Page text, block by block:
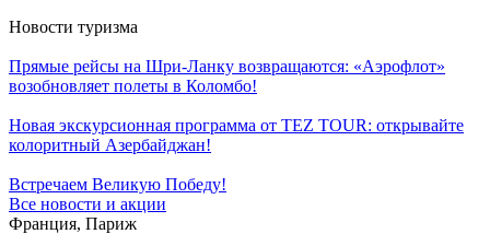
Новости туризма
Прямые рейсы на Шри-Ланку возвращаются: «Аэрофлот»
возобновляет полеты в Коломбо!
Новая экскурсионная программа от TEZ TOUR: открывайте
колоритный Азербайджан!
Встречаем Великую Победу!
Все новости и акции
Франция, Париж